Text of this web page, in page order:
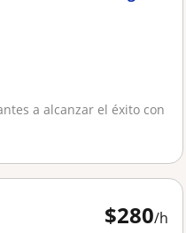
a alcanzar el éxito con
$280/h